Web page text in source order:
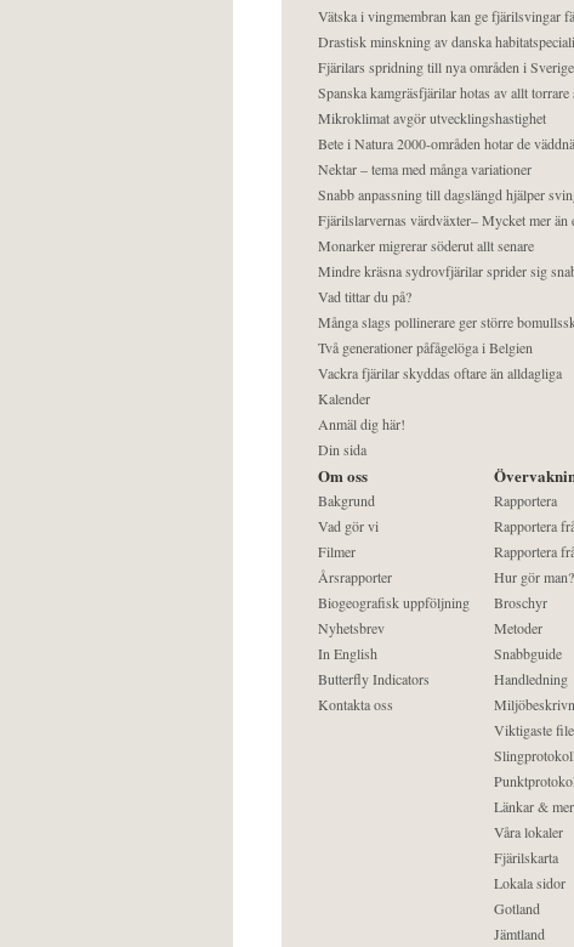
Vätska i vingmembran kan ge fjärilsvingar
Drastisk minskning av danska
Fjärilars spridning till nya områden i
Spanska kamgräsfjärilar hotas av allt torrare
Mikroklimat avgör utvecklingshastighet
Bete i Natura 2000-områden hotar de
Nektar – tema med många variationer
Snabb anpassning till dagslängd hjälper
Fjärilslarvernas värdväxter– Mycket mer än
Monarker migrerar söderut allt senare
Mindre kräsna sydrovfjärilar sprider sig
Vad tittar du på?
Många slags pollinerare ger större
Två generationer påfågelöga i Belgien
Vackra fjärilar skyddas oftare än alldagliga
Kalender
Anmäl dig här!
Din sida
Om oss
Bakgrund
Vad gör vi
Filmer
Årsrapporter
Biogeografisk uppföljning
Nyhetsbrev
In English
Butterfly Indicators
Kontakta oss
Rapportera
Rapportera
Rapportera
Hur gör man?
Broschyr
Metoder
Snabbguide
Handledning
Viktigaste
Länkar &
Våra lokaler
Fjärilskarta
Lokala sidor
Gotland
Jämtland